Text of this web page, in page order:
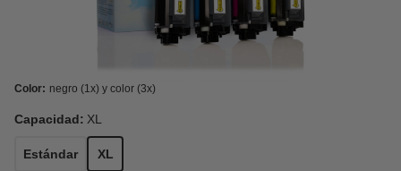
Color: negro (1x) y color (3x)
Capacidad: XL
Estándar XL